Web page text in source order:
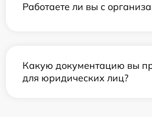
Работаете ли вы с
Какую документацию вы
для юридических лиц?